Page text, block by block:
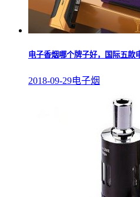
电子香烟哪个牌子好，国际五款
2018-09-29电子烟